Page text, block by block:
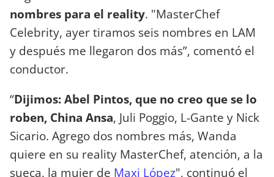
nombres para el reality. "MasterChef
Celebrity, ayer tiramos seis nombres en LAM
y después me llegaron dos más”, comentó el
conductor.
“Dijimos: Abel Pintos, que no creo que se lo
roben, China Ansa, Juli Poggio, L-Gante y Nick
Sicario. Agrego dos nombres más, Wanda
quiere en su reality MasterChef, atención, a la
sueca, la mujer de Maxi López", continuó el